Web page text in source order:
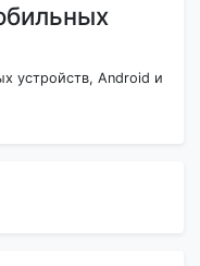
устройств, Android и